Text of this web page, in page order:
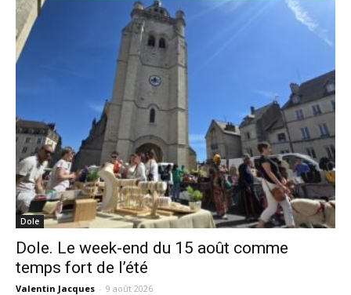
Dole
Dole. Le week-end du 15 août comme
temps fort de l’été
Valentin Jacques - 9 août 2026